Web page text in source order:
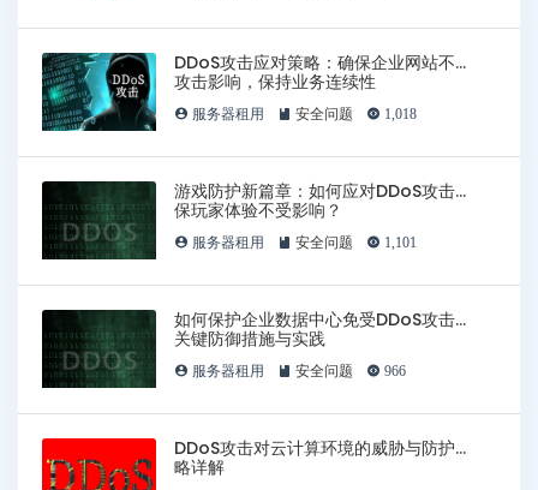
DDoS攻击应对策略：确保企业网站不受
攻击影响，保持业务连续性
服务器租用 安全问题 1,018
游戏防护新篇章：如何应对DDoS攻击确
保玩家体验不受影响？
服务器租用 安全问题 1,101
如何保护企业数据中心免受DDoS攻击：
关键防御措施与实践
服务器租用 安全问题 966
DDoS攻击对云计算环境的威胁与防护策
略详解